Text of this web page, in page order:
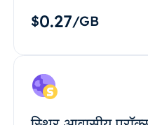
$0.27/GB